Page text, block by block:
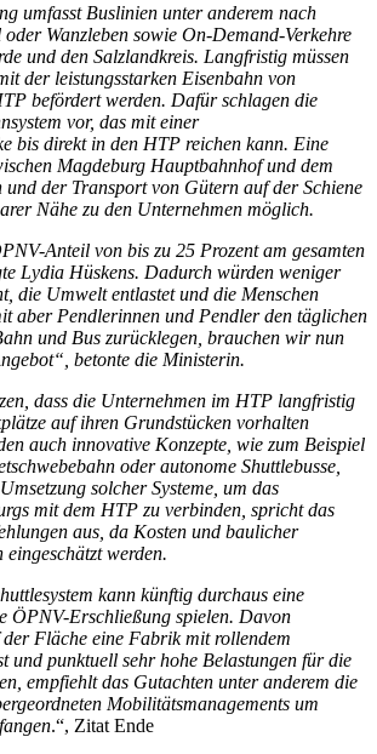
umfasst Buslinien unter anderem nach
Wanzleben sowie On-Demand-Verkehre
und den Salzlandkreis. Langfristig müssen
der leistungsstarken Eisenbahn von
befördert werden. Dafür schlagen die
vor, das mit einer
bis direkt in den HTP reichen kann. Eine
Magdeburg Hauptbahnhof und dem
der Transport von Gütern auf der Schiene
Nähe zu den Unternehmen möglich.
Anteil von bis zu 25 Prozent am gesamten
Lydia Hüskens. Dadurch würden weniger
die Umwelt entlastet und die Menschen
aber Pendlerinnen und Pendler den täglichen
und Bus zurücklegen, brauchen wir nun
betonte die Ministerin.
dass die Unternehmen im HTP langfristig
auf ihren Grundstücken vorhalten
auch innovative Konzepte, wie zum Beispiel
oder autonome Shuttlebusse,
solcher Systeme, um das
mit dem HTP zu verbinden, spricht das
aus, da Kosten und baulicher
werden.
kann künftig durchaus eine
ÖPNV-Erschließung spielen. Davon
der Fläche eine Fabrik mit rollendem
und punktuell sehr hohe Belastungen für die
empfiehlt das Gutachten unter anderem die
Mobilitätsmanagements um
.“, Zitat Ende